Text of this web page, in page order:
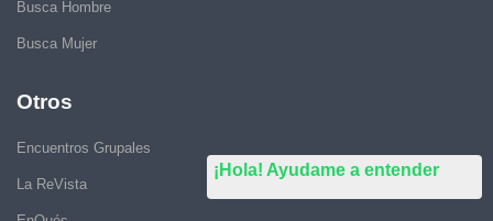
¡Hola! Ayudame a entender
Busca Hombre
Busca Mujer
Otros
Encuentros Grupales
La ReVista